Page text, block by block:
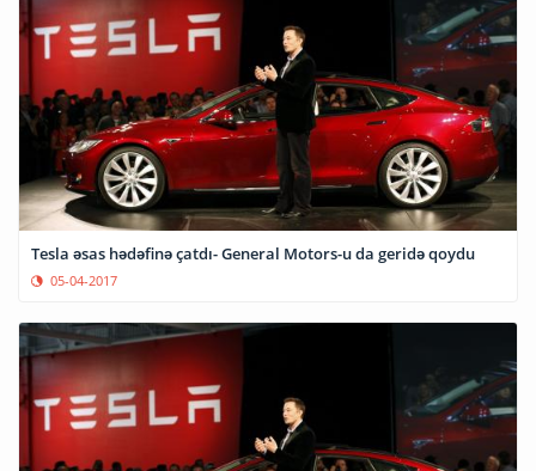
Tesla əsas hədəfinə çatdı- General Motors-u da geridə qoydu
05-04-2017